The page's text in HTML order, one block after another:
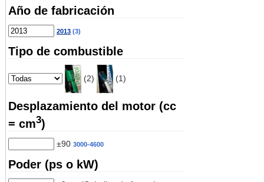
Año de fabricación
2013(3)
Tipo de combustible
(2) (1)
Desplazamiento del motor (cc
= cm3)
±90 3000-4600
Poder (ps o kW)